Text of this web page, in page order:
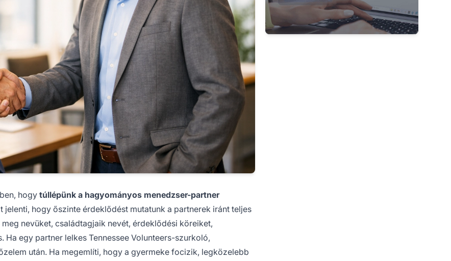
hogytúllépünk a hagyományos menedzser-partner
jelenti, hogy őszinte érdeklődést mutatunk a partnerek iránt teljes
nevüket, családtagjaik nevét, érdeklődési köreiket,
egy partner lelkes Tennessee Volunteers-szurkoló,
után. Ha megemlíti, hogy a gyermeke focizik, legközelebb